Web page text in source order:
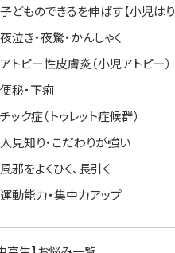
子どものできるを伸ばす【小児はり
夜泣き・夜驚・かんしゃく
アトピー性皮膚炎（小児アトピー）
便秘・下痢
チック症（トゥレット症候群）
人見知り・こだわりが強い
風邪をよくひく、長引く
運動能力・集中力アップ